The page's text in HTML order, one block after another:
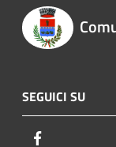
SEGUICI SU